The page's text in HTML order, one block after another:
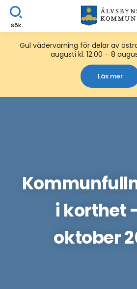
Sök
Gul vädervarning för delar av
augusti kl. 12.00 – 8
Läs mer
i korthet
oktober